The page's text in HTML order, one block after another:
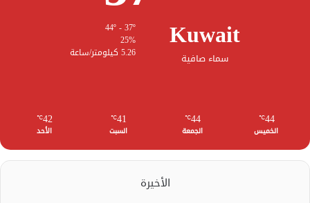
Kuwait
سماء صافية
25%
5.26 كيلومتر/ساعة
44
℃
الخميس
44
℃
الجمعة
41
℃
السبت
42
℃
الأحد
الأخيرة